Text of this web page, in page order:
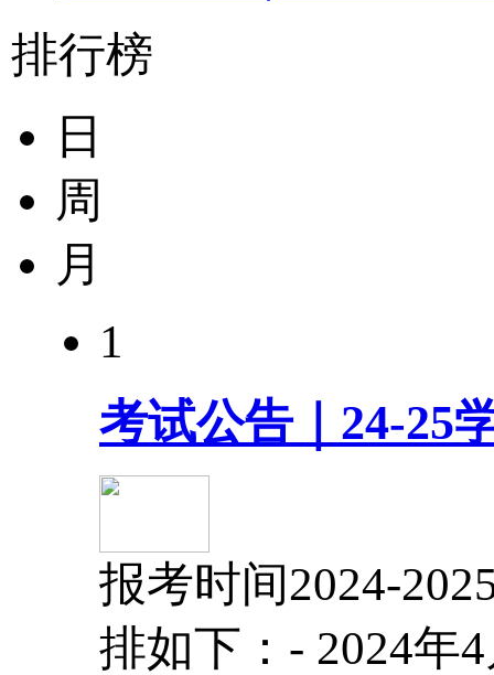
排行榜
日
周
月
1
考试公告｜24-25
报考时间2024-
排如下：- 2024年